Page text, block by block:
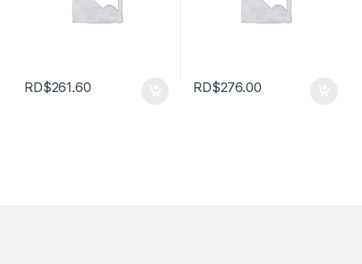
RD$261.60 RD$276.00